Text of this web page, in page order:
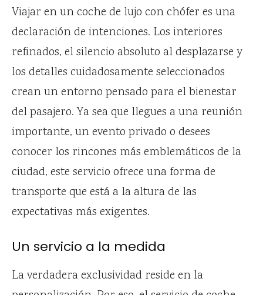
Viajar en un coche de lujo con chófer es una
declaración de intenciones. Los interiores
refinados, el silencio absoluto al desplazarse y
los detalles cuidadosamente seleccionados
crean un entorno pensado para el bienestar
del pasajero. Ya sea que llegues a una reunión
importante, un evento privado o desees
conocer los rincones más emblemáticos de la
ciudad, este servicio ofrece una forma de
transporte que está a la altura de las
expectativas más exigentes.
Un servicio a la medida
La verdadera exclusividad reside en la